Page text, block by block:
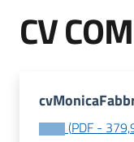
Vivere
l'Unione
CV
(PDF -